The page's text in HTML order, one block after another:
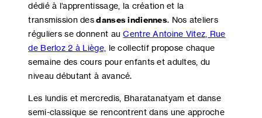
dédié à l’apprentissage, la création et la
transmission desdanses indiennes. Nos ateliers
réguliers se donnent auCentre Antoine Vitez, Rue
de Berloz 2 à Liège, le collectif propose chaque
semaine des cours pour enfants et adultes, du
niveau débutant à avancé.
Les lundis et mercredis, Bharatanatyam et danse
semi-classique se rencontrent dans une approche